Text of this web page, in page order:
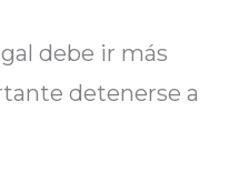
debe ir más
detenerse a